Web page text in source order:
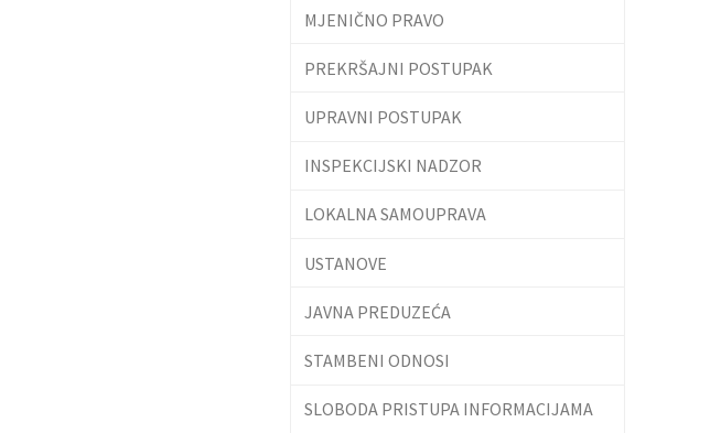
MJENIČNO PRAVO
PREKRŠAJNI POSTUPAK
UPRAVNI POSTUPAK
INSPEKCIJSKI NADZOR
LOKALNA SAMOUPRAVA
USTANOVE
JAVNA PREDUZEĆA
STAMBENI ODNOSI
SLOBODA PRISTUPA INFORMACIJAMA